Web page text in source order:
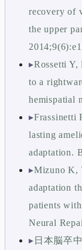
recovery of
the upper
▸Rossetti Y,
to a
hemispatial
▸Frassinetti
lasting
adaptation.
▸Mizuno K,
adaptation
patients
Neural
▸ 日本脳卒